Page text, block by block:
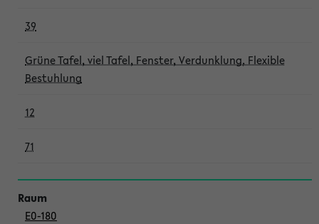
39
Grüne Tafel, viel Tafel, Fenster, Verdunklung, Flexible
Bestuhlung
12
71
E0-180